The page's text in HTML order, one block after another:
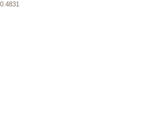
0.4831